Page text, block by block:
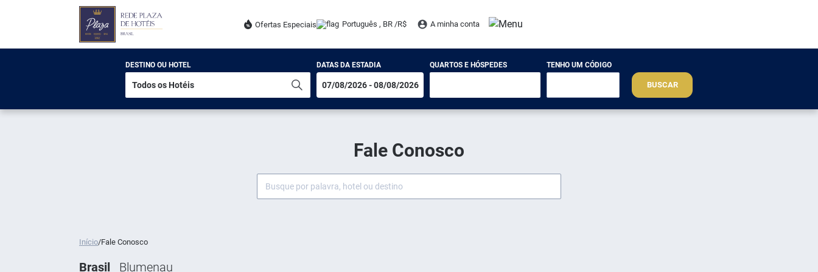
Ofertas Especiais Português , BR /R$ A minha conta
DESTINO OU HOTEL DATAS DA ESTADIA QUARTOS E HÓSPEDES TENHO UM CÓDIGO
BUSCAR
Fale Conosco
Início/Fale Conosco
Brasil Blumenau